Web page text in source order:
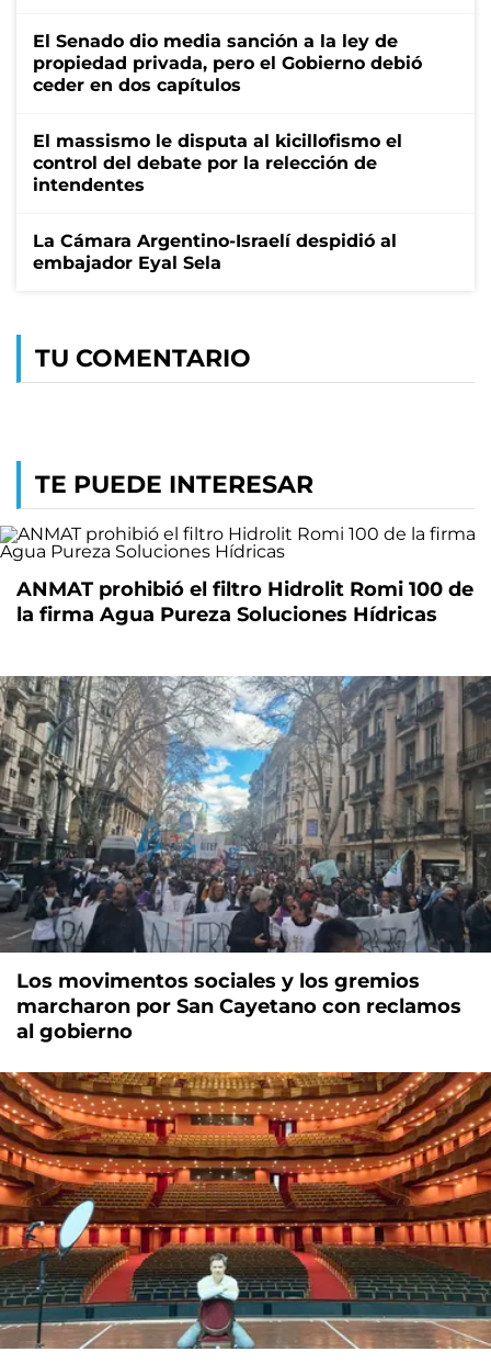
El Senado dio media sanción a la ley de
propiedad privada, pero el Gobierno debió
ceder en dos capítulos
El massismo le disputa al kicillofismo el
control del debate por la relección de
intendentes
La Cámara Argentino-Israelí despidió al
embajador Eyal Sela
TU COMENTARIO
TE PUEDE INTERESAR
ANMAT prohibió el filtro Hidrolit Romi 100 de
la firma Agua Pureza Soluciones Hídricas
Los movimentos sociales y los gremios
marcharon por San Cayetano con reclamos
al gobierno